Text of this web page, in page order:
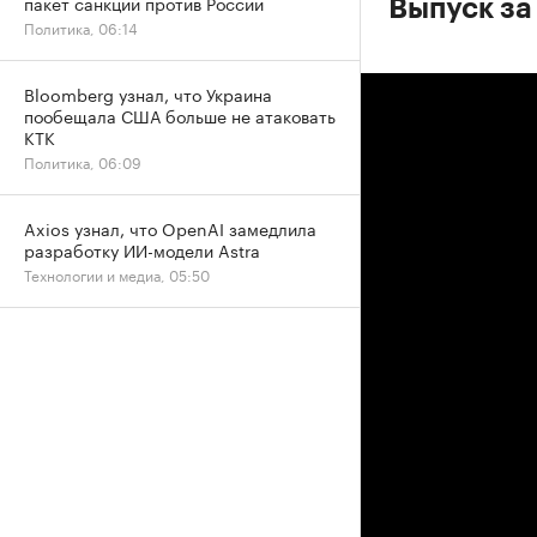
Выпуск
Политика, 06:14
Bloomberg узнал, что Украина
пообещала США больше не атаковать
КТК
Политика, 06:09
Axios узнал, что OpenAI замедлила
разработку ИИ-модели Astra
Технологии и медиа, 05:50